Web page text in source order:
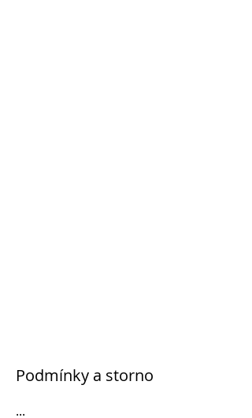
Podmínky a storno
...